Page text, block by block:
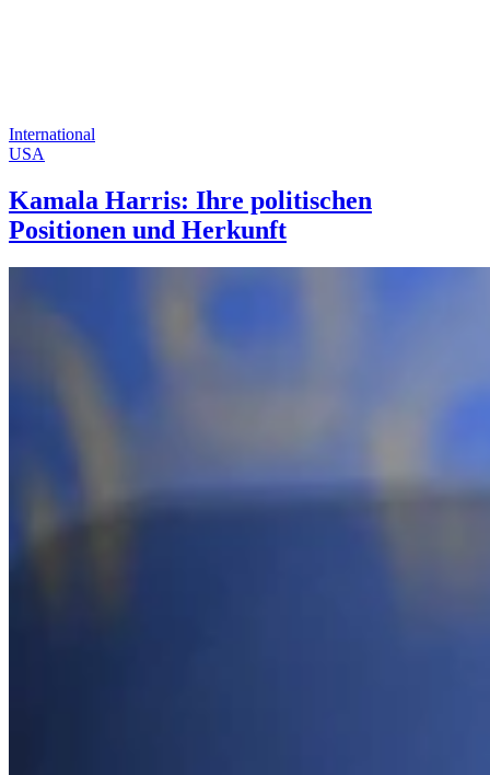
International
USA
Kamala Harris: Ihre politischen
Positionen und Herkunft